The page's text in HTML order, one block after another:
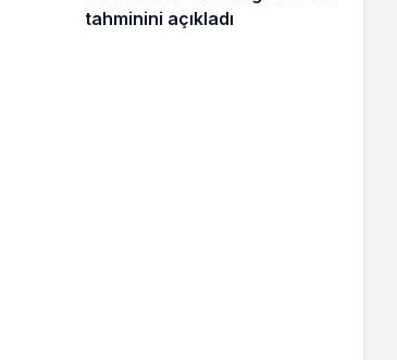
tahminini açıkladı